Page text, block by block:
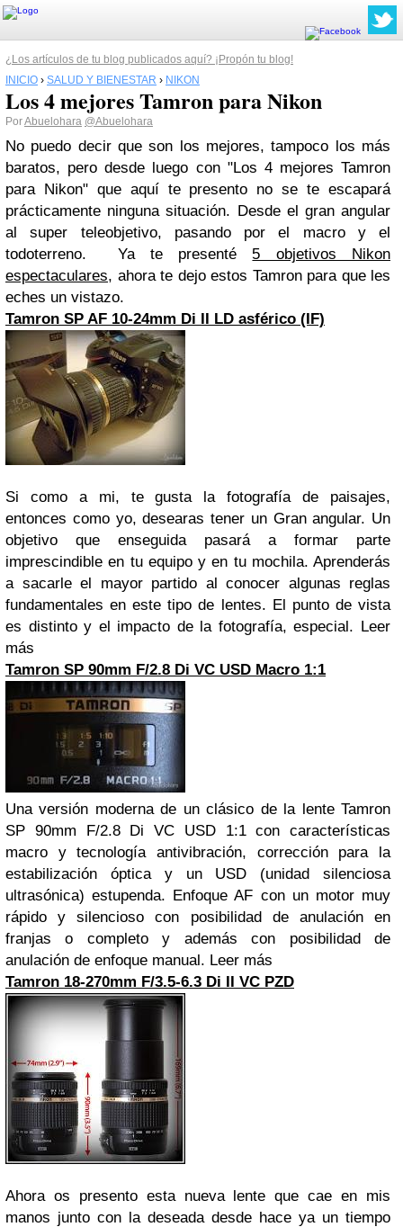
¿Los artículos de tu blog publicados aquí? ¡Propón tu blog!
INICIO › SALUD Y BIENESTAR › NIKON
Los 4 mejores Tamron para Nikon
PorAbuelohara @Abuelohara
No puedo decir que son los mejores, tampoco los más
baratos, pero desde luego con "Los 4 mejores Tamron
para Nikon" que aquí te presento no se te escapará
prácticamente ninguna situación. Desde el gran angular
al super teleobjetivo, pasando por el macro y el
todoterreno. Ya te presenté 5 objetivos Nikon
espectaculares, ahora te dejo estos Tamron para que les
eches un vistazo.
Tamron SP AF 10-24mm Di II LD asférico (IF)
Si como a mi, te gusta la fotografía de paisajes,
entonces como yo, desearas tener un Gran angular. Un
objetivo que enseguida pasará a formar parte
imprescindible en tu equipo y en tu mochila. Aprenderás
a sacarle el mayor partido al conocer algunas reglas
fundamentales en este tipo de lentes. El punto de vista
es distinto y el impacto de la fotografía, especial. Leer
más
Tamron SP 90mm F/2.8 Di VC USD Macro 1:1
Una versión moderna de un clásico de la lente Tamron
SP 90mm F/2.8 Di VC USD 1:1 con características
macro y tecnología antivibración, corrección para la
estabilización óptica y un USD (unidad silenciosa
ultrasónica) estupenda. Enfoque AF con un motor muy
rápido y silencioso con posibilidad de anulación en
franjas o completo y además con posibilidad de
anulación de enfoque manual. Leer más
Tamron 18-270mm F/3.5-6.3 Di II VC PZD
Ahora os presento esta nueva lente que cae en mis
manos junto con la deseada desde hace ya un tiempo